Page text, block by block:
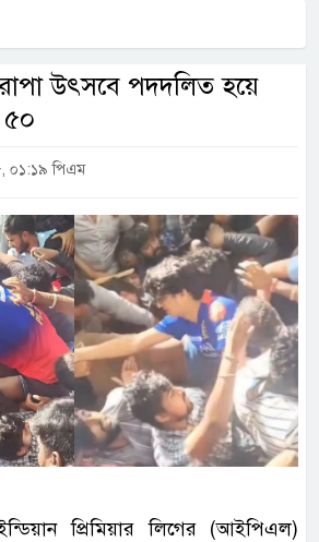
উৎসবে পদদলিত হয়ে
০১:১৯ পিএম
প্রিমিয়ার লিগের (আইপিএল)